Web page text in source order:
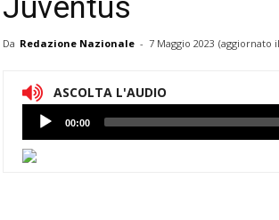
Juventus
Da Redazione Nazionale - 7 Maggio 2023 (aggiornato il
ASCOLTA L'AUDIO
Lettore
Audio
00:00